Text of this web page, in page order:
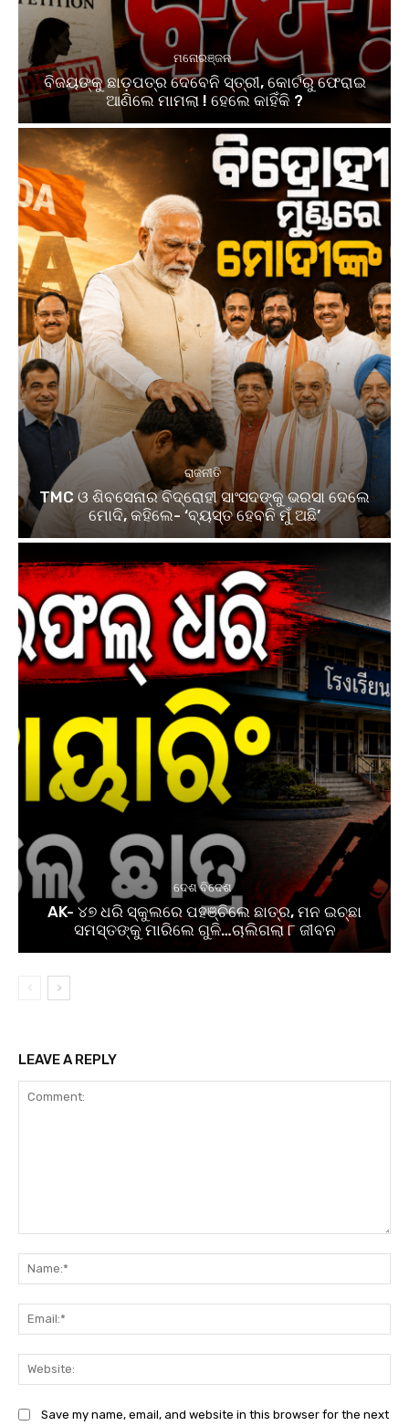
ମନୋରଞ୍ଜନ
ବିଜୟଙ୍କୁ ଛାଡ଼ପତ୍ର ଦେବେନି ସ୍ତ୍ରୀ, କୋର୍ଟରୁ ଫେରାଇ
ଆଣିଲେ ମାମଲା ! ହେଲେ କାହିଁକି ?
ରାଜନୀତି
TMC ଓ ଶିବସେନାର ବିଦ୍ରୋହୀ ସାଂସଦଙ୍କୁ ଭରସା ଦେଲେ
ମୋଦି, କହିଲେ- ‘ବ୍ୟସ୍ତ ହେବନି ମୁଁ ଅଛି’
ଦେଶ ବିଦେଶ
AK- ୪୭ ଧରି ସ୍କୁଲରେ ପହଞ୍ଚିଲେ ଛାତ୍ର, ମନ ଇଚ୍ଛା
ସମସ୍ତଙ୍କୁ ମାରିଲେ ଗୁଳି…ଚାଲିଗଲା ୮ ଜୀବନ
LEAVE A REPLY
Save my name, email, and website in this browser for the next